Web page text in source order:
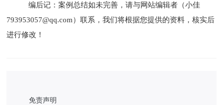
编后记：案例总结如未完善，请与网站编辑者（小佳
793953057@qq.com）联系，我们将根据您提供的资料，核实后
进行修改！
免责声明